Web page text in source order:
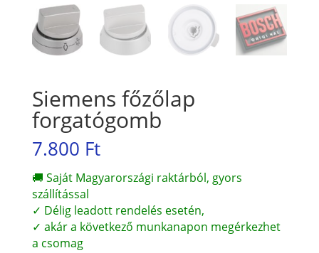
Siemens főzőlap
forgatógomb
7.800 Ft
🚚 Saját Magyarországi raktárból, gyors
szállítással
✓ Délig leadott rendelés esetén,
✓ akár a következő munkanapon megérkezhet
a csomag